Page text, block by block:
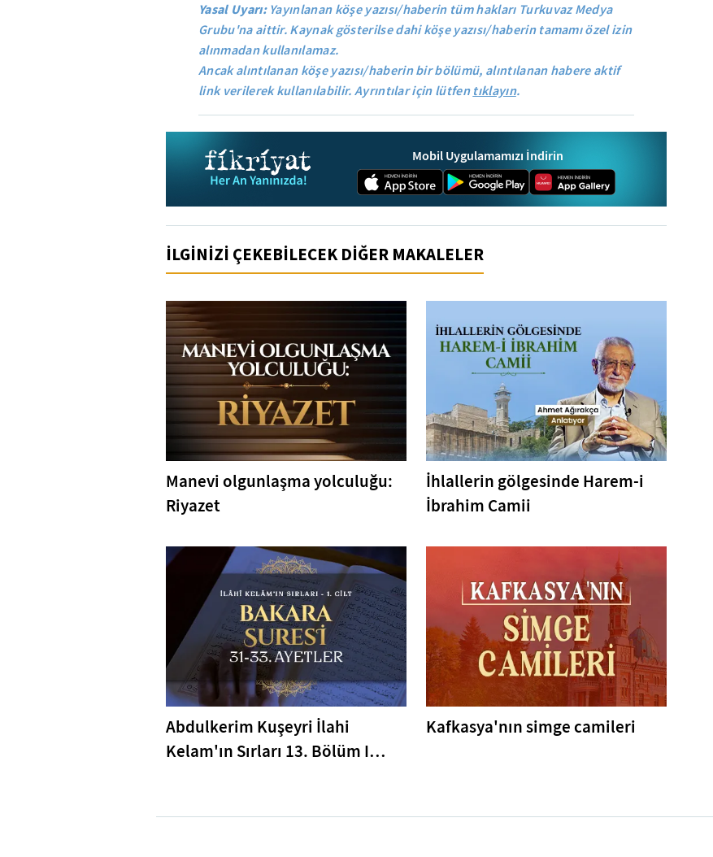
Yasal Uyarı:Yayınlanan köşe yazısı/haberin tüm hakları Turkuvaz Medya
Grubu'na aittir. Kaynak gösterilse dahi köşe yazısı/haberin tamamı özel izin
alınmadan kullanılamaz.
Ancak alıntılanan köşe yazısı/haberin bir bölümü, alıntılanan habere aktif
link verilerek kullanılabilir. Ayrıntılar için lütfentıklayın.
Mobil Uygulamamızı İndirin
İLGİNİZİ ÇEKEBİLECEK DİĞER MAKALELER
Manevi olgunlaşma yolculuğu:
Riyazet
İhlallerin gölgesinde Harem-i
İbrahim Camii
Abdulkerim Kuşeyri İlahi
Kelam'ın Sırları 13. Bölüm I
Kafkasya'nın simge camileri